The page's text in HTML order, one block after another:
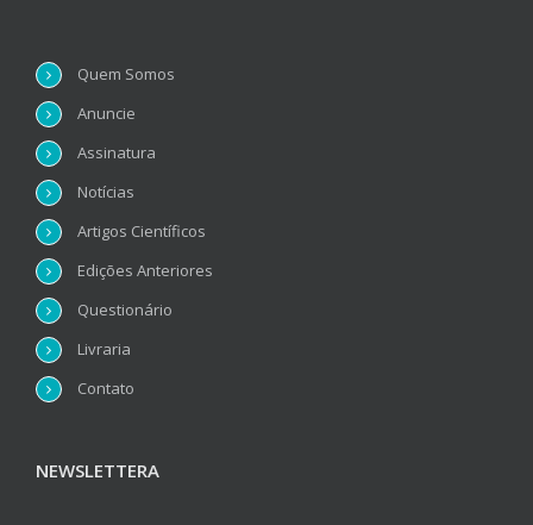
Quem Somos
Anuncie
Assinatura
Notícias
Artigos Científicos
Edições Anteriores
Questionário
Livraria
Contato
NEWSLETTERA